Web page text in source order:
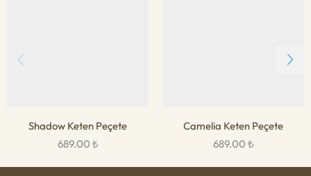
Shadow Keten Peçete
689.00 ₺
Camelia Keten Peçete
689.00 ₺